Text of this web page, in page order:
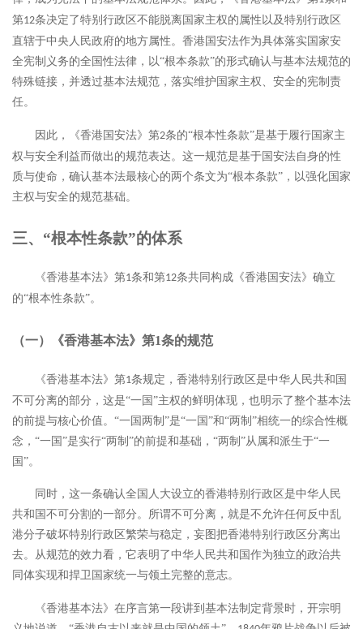
第12条决定了特别行政区不能脱离国家主权的属性以及特别行政区
直辖于中央人民政府的地方属性。香港国安法作为具体落实国家安
全宪制义务的全国性法律，以“根本条款”的形式确认与基本法规范的
特殊链接，并透过基本法规范，落实维护国家主权、安全的宪制责
任。
因此，《香港国安法》第2条的“根本性条款”是基于履行国家主
权与安全利益而做出的规范表达。这一规范是基于国安法自身的性
质与使命，确认基本法最核心的两个条文为“根本条款”，以强化国家
主权与安全的规范基础。
三、 “根本性条款”的体系
《香港基本法》第1条和第12条共同构成《香港国安法》确立
的“根本性条款”。
（一）《香港基本法》第1条的规范
《香港基本法》第1条规定，香港特别行政区是中华人民共和国
不可分离的部分，这是“一国”主权的鲜明体现，也明示了整个基本法
的前提与核心价值。“一国两制”是“一国”和“两制”相统一的综合性概
念，“一国”是实行“两制”的前提和基础，“两制”从属和派生于“一
国”。
同时，这一条确认全国人大设立的香港特别行政区是中华人民
共和国不可分割的一部分。所谓不可分离，就是不允许任何反中乱
港分子破坏特别行政区繁荣与稳定，妄图把香港特别行政区分离出
去。从规范的效力看，它表明了中华人民共和国作为独立的政治共
同体实现和捍卫国家统一与领土完整的意志。
《香港基本法》在序言第一段讲到基本法制定背景时，开宗明